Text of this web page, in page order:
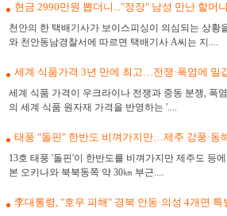
현금 2990만원 뽑더니..."정장" 남성 만난 할머
천안의 한 택배기사가 보이스피싱이 의심되는 상황
와 천안동남경찰서에 따르면 택배기사 A씨는 지....
세계 식품가격 3년 만에 최고…전쟁·폭염에 밀
세계 식품 가격이 우크라이나 전쟁과 중동 분쟁, 폭
의 세계 식품 원자재 가격을 반영하는 '....
태풍 "돌핀" 한반도 비껴가지만…제주 강풍·동
13호 태풍 '돌핀'이 한반도를 비껴가지만 제주도 등
본 오키나와 북북동쪽 약 30㎞ 부근....
李대통령, "호우 피해" 경북 안동·의성 4개면 특